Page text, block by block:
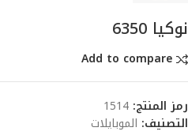
نوكيا 6350
Add to compare
رمز المنتج: 1514
التصنيف: الموبايلات